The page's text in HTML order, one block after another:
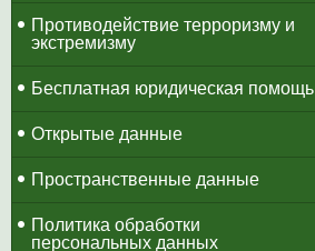
Противодействие терроризму и
экстремизму
Бесплатная юридическая помощь
Открытые данные
Пространственные данные
Политика обработки
персональных данных